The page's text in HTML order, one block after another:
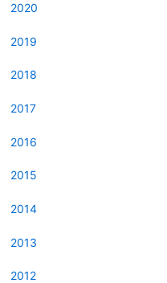
2020
2019
2018
2017
2016
2015
2014
2013
2012